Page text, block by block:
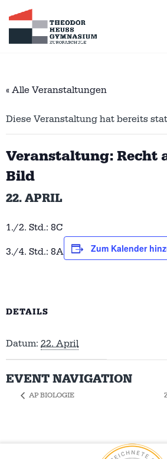
« Alle Veranstaltungen
Diese Veranstaltung hat bereits
Veranstaltung: Recht
Bild
22. APRIL
1./2. Std.: 8C
3./4. Std.: 8A Zum Kalender
DETAILS
Datum: 22. April
EVENT NAVIGATION
AP BIOLOGIE